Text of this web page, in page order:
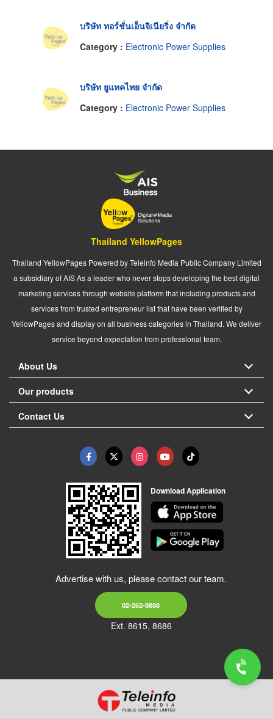
บริษัท ทอร์ชั่นเอ็นจิเนียริ่ง จำกัด
Category : Electronic Power Supplies
บริษัท ยูแทคไทย จำกัด
Category : Electronic Power Supplies
Thailand YellowPages
Thailand YellowPages Powered by Teleinfo Media Public Company Limited
a subsidiary of AIS As a leader who never stops developing the best digital
marketing services through website platform that including products and
services from trusted entrepreneur list that have been verified by
YellowPages and display on all business categories in Thailand. We deliver
service beyond expectation from professional team.
About Us
Our products
Contact Us
Download Application
Advertise with us, please contact our team.
02-262-8888
Ext. 8615, 8686